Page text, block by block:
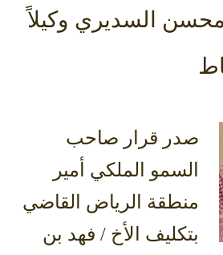
السديري وكيلاً
صدر قرار صاحب
السمو الملكي أمير
منطقة الرياض القاضي
بتكليف الأخ / فهد بن